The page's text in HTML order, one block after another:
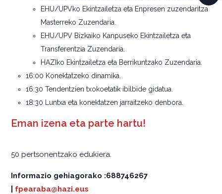
EHU/UPVko Ekintzailetza eta Enpresen zuzendaritza
Masterreko Zuzendaria.
EHU/UPV Bizkaiko Kanpuseko Ekintzailetza eta
Transferentzia Zuzendaria.
HAZIko Ekintzailetza eta Berrikuntzako Zuzendaria.
16:00 Konektatzeko dinamika.
16:30 Tendentzien txokoetatik ibilbide gidatua.
18:30 Luntxa eta konektatzen jarraitzeko denbora.
Eman izena eta parte hartu!
50 pertsonentzako edukiera.
Informazio gehiagorako :688746267
fpearaba@hazi.eus